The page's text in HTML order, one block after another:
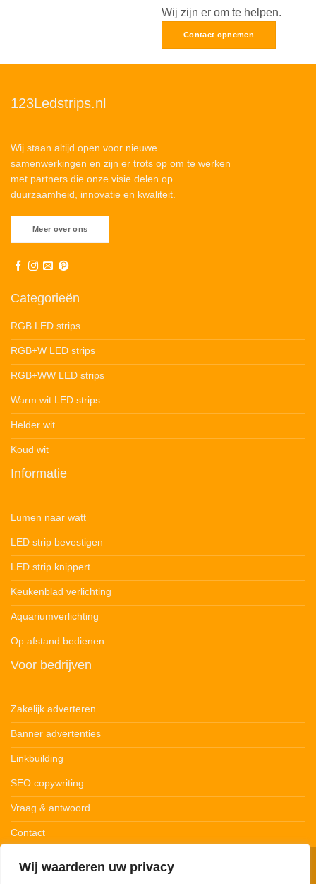
Wij waarderen uw privacy
Wij zijn er om te helpen.
Contact opnemen
123Ledstrips.nl
Wij staan altijd open voor nieuwe
samenwerkingen en zijn er trots op om te werken
met partners die onze visie delen op
duurzaamheid, innovatie en kwaliteit.
Meer over ons
Categorieën
RGB LED strips
RGB+W LED strips
RGB+WW LED strips
Warm wit LED strips
Helder wit
Koud wit
Informatie
Lumen naar watt
LED strip bevestigen
LED strip knippert
Keukenblad verlichting
Aquariumverlichting
Op afstand bedienen
Voor bedrijven
Zakelijk adverteren
Banner advertenties
Linkbuilding
SEO copywriting
Vraag & antwoord
Contact
Privacybeleid Cookiebeleid Disclaimer